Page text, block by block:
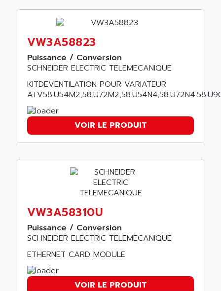
BUC
RAC3
PANELVIEW 550
AXODYN
SMD
8200 VECTOR
GP2000 SERIE
SMARTDRIVE VF1000
CQM1H
ESG
TP27
MOVIDRIVE
MDS
COMBIVERT
AMP DISPLAY
AMPEREX
AMPEX
AMPHENOL
AMPIRE
AMPLICON
AMRI-KSB
AMSAMOTION
AMX
ANAHEIM AUTOMATION
ANALOG
ANALOG DEVICES
ANALOX
ANATEL
ANCA
ANCAR
ANDERS ELECTRONICS
ANDERSON POWER PRODUCTS
VW3A58823
Puissance / Conversion
SCHNEIDER ELECTRIC TELEMECANIQUE
KITDEVENTILATION POUR VARIATEUR
VOIR LE PRODUIT
VW3A58310U
Puissance / Conversion
SCHNEIDER ELECTRIC TELEMECANIQUE
ETHERNET CARD MODULE
VOIR LE PRODUIT